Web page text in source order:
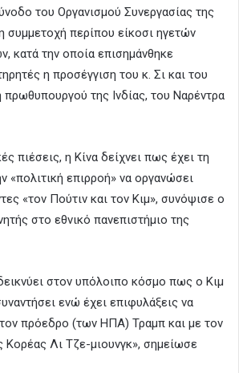
του Οργανισμού Συνεργασίας της
συμμετοχή περίπου είκοσι ηγετών
κατά την οποία επισημάνθηκε
η προσέγγιση του κ. Σι και του
πρωθυπουργού της Ινδίας, του Ναρέντρα
πιέσεις, η Κίνα δείχνει πως έχει τη
«πολιτική επιρροή» να οργανώσει
«τον Πούτιν και τον Κιμ», συνόψισε ο
στο εθνικό πανεπιστήμιο της
στον υπόλοιπο κόσμο πως ο Κιμ
ενώ έχει επιφυλάξεις να
τον πρόεδρο (των ΗΠΑ) Τραμπ και με τον
Κορέας Λι Τζε-μιουνγκ», σημείωσε